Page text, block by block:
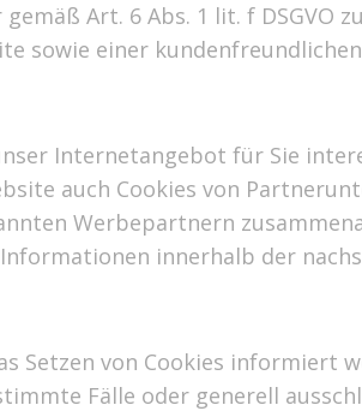
Art. 6 Abs. 1 lit. f DSGVO
sowie einer
Internetangebot für Sie
auch Cookies von
Werbepartnern
innerhalb der
Setzen von Cookies informiert
Fälle oder generell